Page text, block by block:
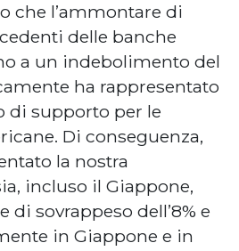
che l’ammontare di
delle banche
a un indebolimento del
ha rappresentato
di supporto per le
Di conseguenza,
la nostra
incluso il Giappone,
di sovrappeso dell’8% e
in Giappone e in